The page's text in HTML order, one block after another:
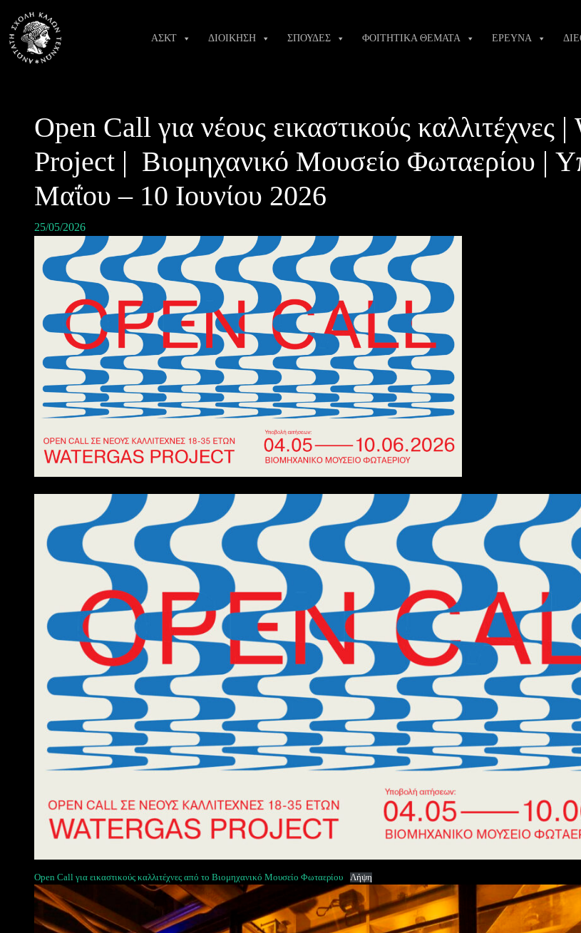
content
ΑΣΚΤ ΔΙΟΙΚΗΣΗ ΣΠΟΥΔΕΣ ΦΟΙΤΗΤΙΚΑ ΘΕΜΑΤΑ ΕΡΕΥΝΑ
Open Call για νέους εικαστικούς καλλιτέχνες |
Project | Βιομηχανικό Μουσείο Φωταερίου |
Μαΐου – 10 Ιουνίου 2026
25/05/2026
Open Call για εικαστικούς καλλιτέχνες από το Βιομηχανικό Μουσείο Φωταερίου Λήψη